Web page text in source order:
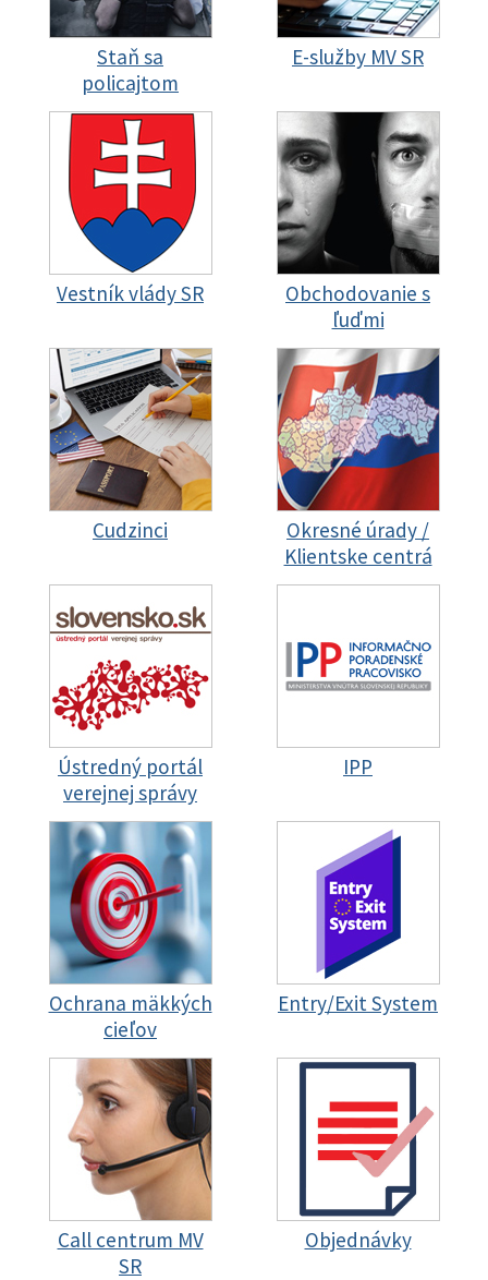
Staň sa
policajtom
E-služby MV SR
Vestník vlády SR
Obchodovanie s
ľuďmi
Cudzinci
Okresné úrady /
Klientske centrá
Ústredný portál
verejnej správy
IPP
Ochrana mäkkých
cieľov
Entry/Exit System
Call centrum MV
SR
Objednávky